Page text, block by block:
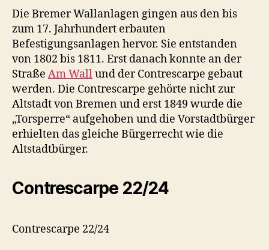
Die Bremer Wallanlagen gingen aus den bis
zum 17. Jahrhundert erbauten
Befestigungsanlagen hervor. Sie entstanden
von 1802 bis 1811. Erst danach konnte an der
Straße Am Wallund der Contrescarpe gebaut
werden. Die Contrescarpe gehörte nicht zur
Altstadt von Bremen und erst 1849 wurde die
„Torsperre“ aufgehoben und die Vorstadtbürger
erhielten das gleiche Bürgerrecht wie die
Altstadtbürger.
Contrescarpe 22/24
Contrescarpe 22/24